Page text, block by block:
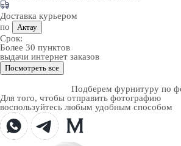
Доставка курьером
по
Актау
Срок:
Более 30 пунктов
выдачи интернет заказов
Посмотреть все
Подберем фурнитуру по
Для того, чтобы отправить фотографию
воспользуйтесь любым удобным способом